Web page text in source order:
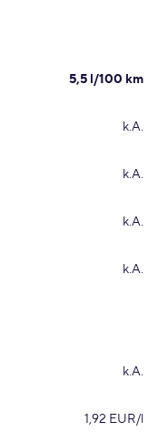
5,5 l/100 km
k.A.
k.A.
k.A.
k.A.
k.A.
1,92 EUR/l